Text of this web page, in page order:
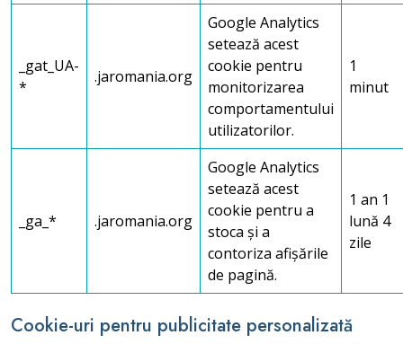
_gat_UA-
*
.jaromania.org
Google Analytics
setează acest
cookie pentru
monitorizarea
comportamentului
utilizatorilor.
1
minut
_ga_* .jaromania.org
Google Analytics
setează acest
cookie pentru a
stoca și a
contoriza afișările
de pagină.
1 an 1
lună 4
zile
Cookie-uri pentru publicitate personalizată